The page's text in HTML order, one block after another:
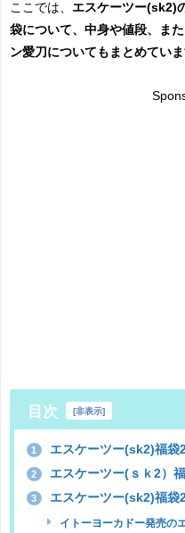
ここでは、 エスケーツー(sk2)
袋について、中身や値段、ま
ン愛刀についてもまとめていま
目次 [非表示]
1 エスケーツー(sk2)福袋
2 エスケーツー(ｓｋ2）
3 エスケーツー(sk2)福袋
イトーヨーカドー発売の